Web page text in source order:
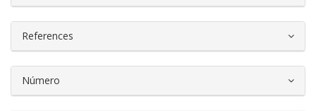
References
Número